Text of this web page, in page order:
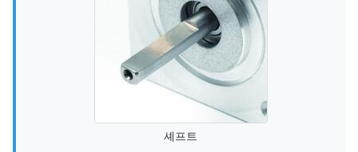
셰프트